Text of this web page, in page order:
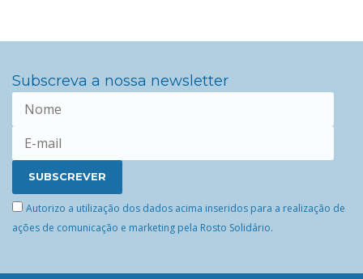
Subscreva a nossa newsletter
Autorizo a utilização dos dados acima inseridos para a realização de
ações de comunicação e marketing pela Rosto Solidário.